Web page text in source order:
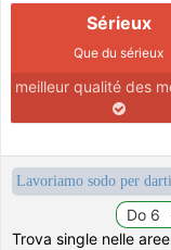
Sérieux
Que du sérieux
meilleur qualité des
Lavoriamo sodo per
Trova single nelle